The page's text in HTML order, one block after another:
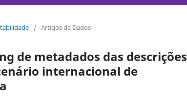
/ Artigos de Dados
de metadados das descrições
internacional de